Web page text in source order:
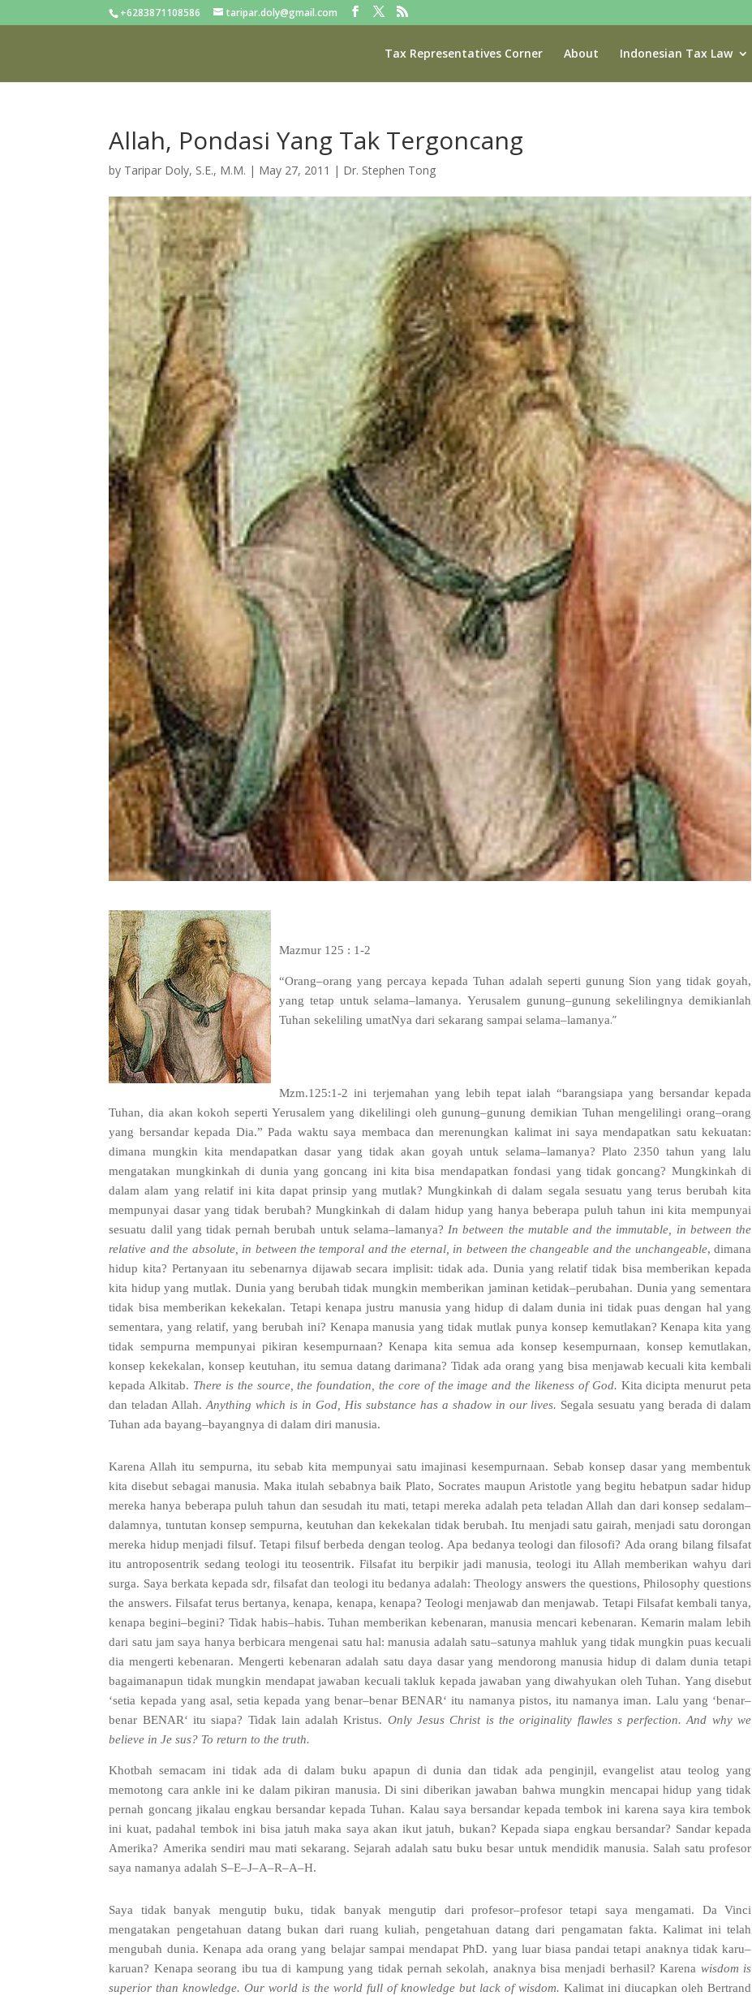
+6283871108586 taripar.doly@gmail.com
Tax Representatives Corner About Indonesian Tax Law
Allah, Pondasi Yang Tak Tergoncang
by Taripar Doly, S.E., M.M. | May 27, 2011 | Dr. Stephen Tong
Mazmur 125 : 1-2
“Orang–orang yang percaya kepada Tuhan adalah seperti gunung Sion yang tidak goyah,
yang tetap untuk selama–lamanya.Yerusalem gunung–gunung sekelilingnya demikianlah
Tuhan sekeliling umatNya dari sekarang sampai selama–lamanya.”
Mzm.125:1-2ini terjemahan yang lebih tepat ialah “barangsiapa yang bersandar kepada
Tuhan, dia akan kokoh seperti Yerusalem yang dikelilingi oleh gunung–gunung demikian Tuhan mengelilingi orang–orang
yang bersandar kepada Dia.”Pada waktu saya membaca dan merenungkan kalimat ini saya mendapatkan satu kekuatan:
dimana mungkin kita mendapatkan dasar yang tidak akan goyah untuk selama–lamanya?Plato 2350tahun yang lalu
mengatakan mungkinkah di dunia yang goncang ini kita bisa mendapatkan fondasi yang tidak goncang? Mungkinkah di
dalam alam yang relatif ini kita dapat prinsip yang mutlak?Mungkinkah di dalam segala sesuatu yang terus berubah kita
mempunyai dasar yang tidak berubah?Mungkinkah di dalam hidup yang hanya beberapa puluh tahun ini kita mempunyai
sesuatu dalil yang tidak pernah berubah untuk selama–lamanya? In between the mutable and the immutable
in between the
relative and the absolute, in between the temporal and the eternal, in between the changeable and the unchangeable,dimana
hidup kita? Pertanyaan itu sebenarnya dijawab secara implisit: tidak ada.Dunia yang relatif tidak bisa memberikan kepada
kita hidup yang mutlak. Dunia yang berubah tidak mungkin memberikan jaminan ketidak–perubahan. Dunia yang sementara
tidak bisa memberikan kekekalan. Tetapi kenapa justru manusia yang hidup di dalam dunia ini tidak puas dengan hal yang
sementara,yang relatif, yang berubah ini? Kenapa manusia yang tidak mutlak punya konsep kemutlakan?Kenapa kita yang
tidak sempurna mempunyai pikiran kesempurnaan?Kenapa kita semua ada konsep kesempurnaan, konsep kemutlakan,
konsep kekekalan,konsep keutuhan, itu semua datang darimana?Tidak ada orang yang bisa menjawab kecuali kita kembali
kepada Alkitab. There is the source,the foundation ,the core of the image and the likeness of God. Kita dicipta menurut peta
dan teladan Allah.Anything which is in God, His substance has a shadow in our lives. Segala sesuatu yang berada di dalam
Tuhan ada bayang–bayangnya di dalam diri manusia.
Karena Allah itu sempurna, itu sebab kita mempunyai satu imajinasi kesempurnaan. Sebab konsep dasar yang membentuk
kita disebut sebagai manusia. Maka itulah sebabnya baik Plato, Socrates maupun Aristotle yang begitu hebatpun sadar hidup
mereka hanya beberapa puluh tahun dan sesudah itu mati,tetapi mereka adalah peta teladan Allah dan dari konsep sedalam–
dalamnya, tuntutan konsep sempurna, keutuhan dan kekekalan tidak berubah.Itu menjadi satu gairah,menjadi satu dorongan
mereka hidup menjadi filsuf.Tetapi filsuf berbeda dengan teolog. Apa bedanya teologi dan filosofi? Ada orang bilang filsafat
itu antroposentrik sedang teologi itu teosentrik. Filsafat itu berpikir jadi manusia,teologi itu Allah memberikan wahyu dari
surga. Saya berkata kepada sdr,filsafat dan teologi itu bedanya adalah:Theology answers the questions, Philosophy questions
the answers. Filsafat terus bertanya,kenapa, kenapa, kenapa? Teologi menjawab dan menjawab. Tetapi Filsafat kembali tanya,
kenapa begini–begini? Tidak habis–habis.Tuhan memberikan kebenaran,manusia mencari kebenaran. Kemarin malam lebih
dari satu jam saya hanya berbicara mengenai satu hal:manusia adalah satu–satunya mahluk yang tidak mungkin puas kecuali
dia mengerti kebenaran.Mengerti kebenaran adalah satu daya dasar yang mendorong manusia hidup di dalam dunia tetapi
bagaimanapun tidak mungkin mendapat jawaban kecuali takluk kepada jawaban yang diwahyukan oleh Tuhan. Yang disebut
‘setia kepada yang asal,setia kepada yang benar–benar BENAR‘itu namanya pistos, itu namanya iman. Lalu yang ‘benar–
benar BENAR‘ itu siapa? Tidak lain adalah Kristus. Only Jesus Christ is the originality flawles s perfection.And why we
believe in Je sus? To return to the truth.
Khotbah semacam ini tidak ada di dalam buku apapun di dunia dan tidak ada penginjil, evangelist atau teolog yang
memotong cara ankle ini ke dalam pikiran manusia. Di sini diberikan jawaban bahwa mungkin mencapai hidup yang tidak
pernah goncang jikalau engkau bersandar kepada Tuhan. Kalau saya bersandar kepada tembok ini karena saya kira tembok
ini kuat,padahal tembok ini bisa jatuh maka saya akan ikut jatuh, bukan? Kepada siapa engkau bersandar? Sandar kepada
Amerika? Amerika sendiri mau mati sekarang. Sejarah adalah satu buku besar untuk mendidik manusia. Salah satu profesor
saya namanya adalah S–E–J–A–R–A–H.
Saya tidak banyak mengutip buku,tidak banyak mengutip dari profesor–profesor tetapi saya mengamati. Da Vinci
mengatakan pengetahuan datang bukan dari ruang kuliah,pengetahuan datang dari pengamatan fakta. Kalimat ini telah
mengubah dunia. Kenapa ada orang yang belajar sampai mendapat PhD. yang luar biasa pandai tetapi anaknya tidak karu–
karuan? Kenapa seorang ibu tua di kampung yang tidak pernah sekolah, anaknya bisa menjadi berhasil?Karena wisdom is
superior than knowledge.Our world is the world full of knowledge but lack of wisdom. Kalimat ini diucapkan oleh Bertrand